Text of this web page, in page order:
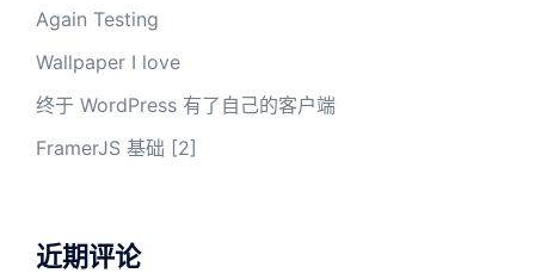
Again Testing
Wallpaper I love
终于 WordPress 有了自己的客户端
FramerJS 基础 [2]
近期评论